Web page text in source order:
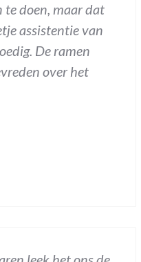
te doen, maar dat
assistentie van
De ramen
over het